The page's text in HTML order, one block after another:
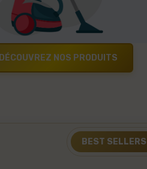
DÉCOUVREZ NOS PRODUITS
BEST SELLERS